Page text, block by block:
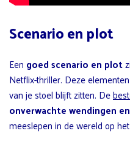
Scenario en plot
Een goed scenario en plot
Netflix-thriller. Deze
van je stoel blijft zitten. De
onverwachte wendingen
meeslepen in de wereld op